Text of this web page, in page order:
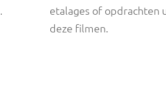
etalages of opdrachten
deze filmen.